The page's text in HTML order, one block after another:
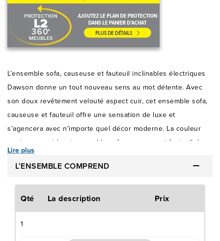
L’ensemble sofa, causeuse et fauteuil inclinables électriques
Dawson donne un tout nouveau sens au mot détente. Avec
son doux revêtement velouté aspect cuir, cet ensemble sofa,
causeuse et fauteuil offre une sensation de luxe et
s’agencera avec n'importe quel décor moderne. La couleur
neutre permet à cet ensemble sofa, causeuse et fauteuil de
se fondre sans effort dans votre salle de séjour. Plus besoin
de s'inquiéter des éclaboussures soudaines, car cet
ensemble sofa, causeuse et fauteuil inclinables électriques
est également hydrofuge. Les ressorts anti-affaissement en
acier de haut calibre dans les coussins d’assise améliorent la
durabilité et garantissent un soutien durable, pour que vous
soyez toujours assis confortablement. Découvrez les
Lire plus
L’ENSEMBLE COMPREND
Qté La description Prix
1